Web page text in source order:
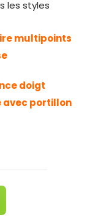
les styles
multipoints
doigt
avec portillon